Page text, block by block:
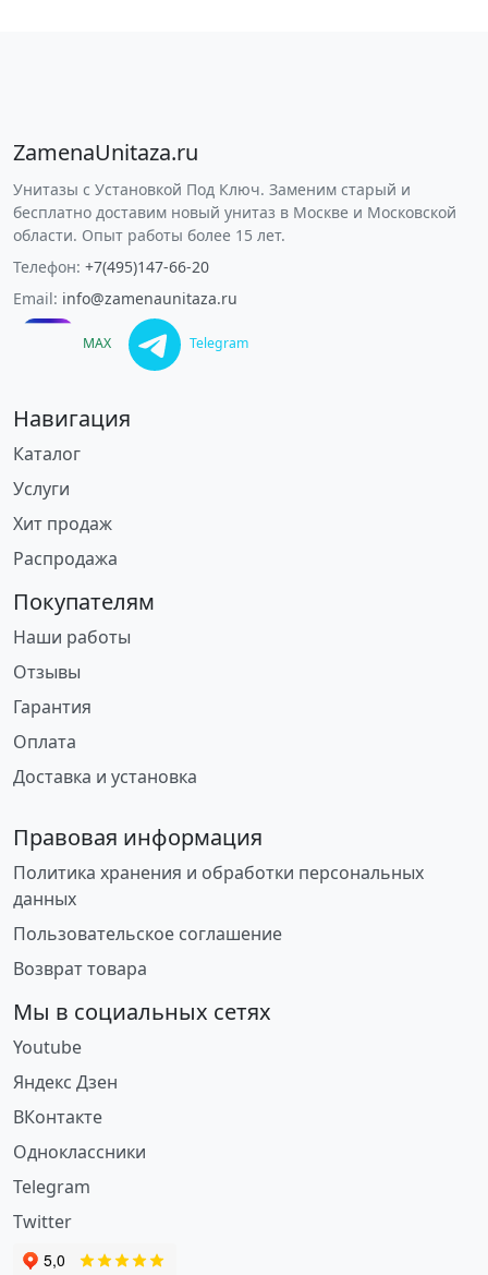
ZamenaUnitaza.ru
Унитазы с Установкой Под Ключ. Заменим старый и
бесплатно доставим новый унитаз в Москве и Московской
области. Опыт работы более 15 лет.
Телефон: +7(495)147-66-20
Email: info@zamenaunitaza.ru
MAX Telegram
Навигация
Каталог
Услуги
Хит продаж
Распродажа
Покупателям
Наши работы
Отзывы
Гарантия
Оплата
Доставка и установка
Правовая информация
Политика хранения и обработки персональных
данных
Пользовательское соглашение
Возврат товара
Мы в социальных сетях
Youtube
Яндекс Дзен
ВКонтакте
Одноклассники
Telegram
Twitter